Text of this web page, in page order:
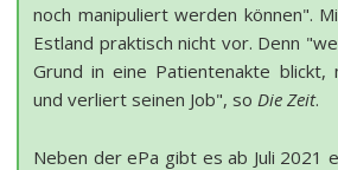
noch manipuliert werden können".
Estland praktisch nicht vor. Denn
Grund in eine Patientenakte blickt,
und verliert seinen Job", so Die Zeit.
Neben der ePa gibt es ab Juli 2021